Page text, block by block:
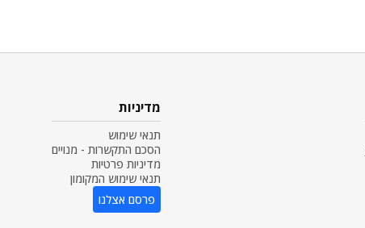
מדיניות
תנאי שימוש
הסכם התקשרות - מנויים
מדיניות פרטיות
תנאי שימוש המקומון
פרסם אצלנו